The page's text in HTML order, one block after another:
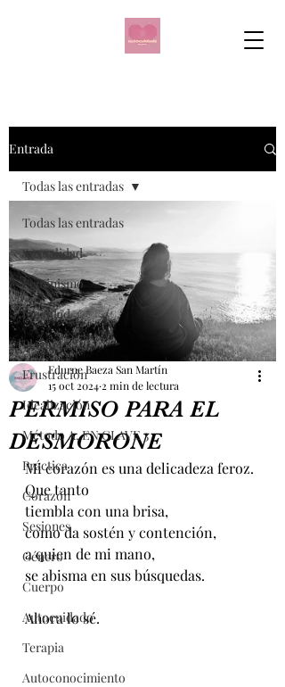
Entrada
Todas las entradas
Sexualidad
Feminismo
Igualdad
Placer
Frustración
Idealización
Método A. EN CLAVE 3
Práctica
Corazón
Sesiones
Género
Cuerpo
Autocuidado
Terapia
Autoconocimiento
Todas las entradas
PERMISO PARA EL
DESMORONE
Edurne Baeza San Martín
15 oct 2024 2 min de lectura
Mi corazón es una delicadeza feroz.
Que tanto
tiembla con una brisa,
como da sostén y contención,
a quien de mi mano,
se abisma en sus búsquedas.
Ahora lo sé.